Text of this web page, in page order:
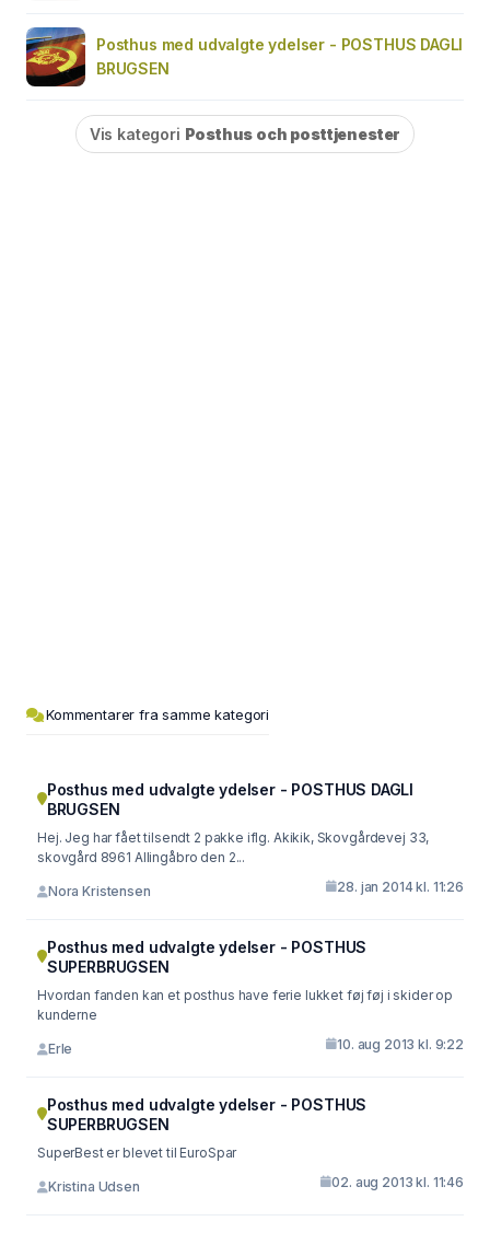
Posthus med udvalgte ydelser - POSTHUS DAGLI
BRUGSEN
Vis kategori Posthus och posttjenester
Kommentarer fra samme kategori
Posthus med udvalgte ydelser - POSTHUS DAGLI
BRUGSEN
Hej. Jeg har fået tilsendt 2 pakke iflg. Akikik, Skovgårdevej 33,
skovgård 8961 Allingåbro den 2...
Nora Kristensen 28. jan 2014 kl. 11:26
Posthus med udvalgte ydelser - POSTHUS
SUPERBRUGSEN
Hvordan fanden kan et posthus have ferie lukket føj føj i skider op
kunderne
Erle 10. aug 2013 kl. 9:22
Posthus med udvalgte ydelser - POSTHUS
SUPERBRUGSEN
SuperBest er blevet til EuroSpar
Kristina Udsen 02. aug 2013 kl. 11:46